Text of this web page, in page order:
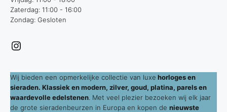
Zaterdag: 11:00 - 16:00
Zondag: Gesloten
Instagram
Wij bieden een opmerkelijke collectie van luxe horloges en
sieraden. Klassiek en modern, zilver, goud, platina, parels en
waardevolle edelstenen . Met veel plezier bezoeken wij elk jaar
de grote sieradenbeurzen in Europa en kopen de nieuwste